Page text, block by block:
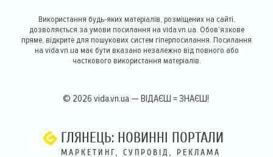
Використання будь-яких матеріалів, розміщених на сайті,
дозволяється за умови посилання на vida.vn.ua. Обов'язкове
пряме, відкрите для пошукових систем гіперпосилання. Посилання
на vida.vn.ua має бути вказано незалежно від повного або
часткового використання матеріалів.
© 2026 vida.vn.ua — ВІДАЄШ = ЗНАЄШ!
ГЛЯНЕЦЬ: НОВИННІ ПОРТАЛИ
МАРКЕТИНГ, СУПРОВІД, РЕКЛАМА